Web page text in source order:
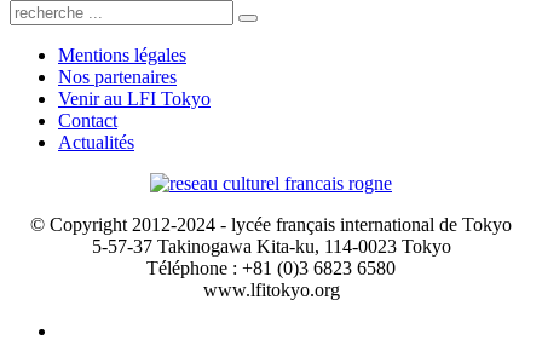
Mentions légales
Nos partenaires
Venir au LFI Tokyo
Contact
Actualités
© Copyright 2012-2024 - lycée français international de Tokyo
5-57-37 Takinogawa Kita-ku, 114-0023 Tokyo
Téléphone : +81 (0)3 6823 6580
www.lfitokyo.org